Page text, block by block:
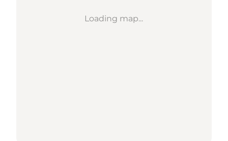
Loading map...